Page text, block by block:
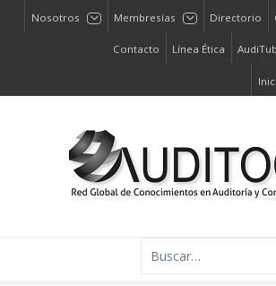
Nosotros Membresías Directorio
Contacto Línea Ética